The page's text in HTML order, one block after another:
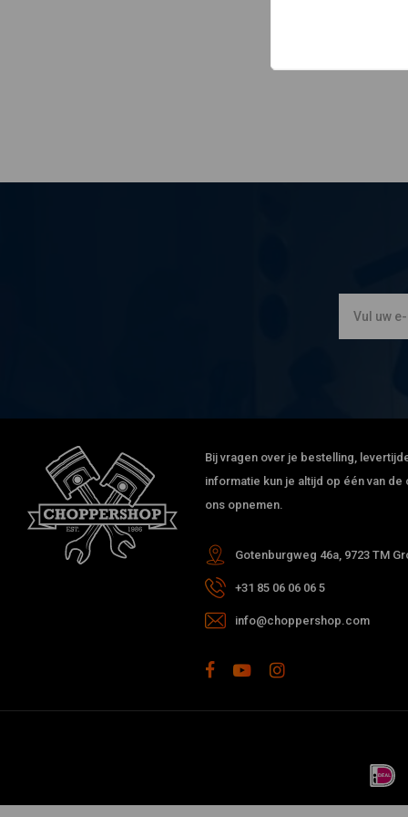
Bij vragen over je bestelling,
informatie kun je altijd op één van
ons opnemen.
Gotenburgweg 46a, 9723 TM
+31 85 06 06 06 5
info@choppershop.com